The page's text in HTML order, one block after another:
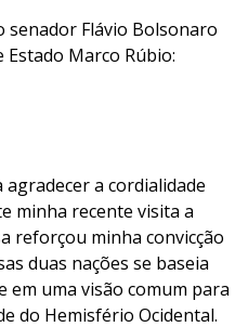
senador Flávio Bolsonaro
Marco Rúbio:
a cordialidade
minha recente visita a
reforçou minha convicção
duas nações se baseia
em uma visão comum para
do Hemisfério Ocidental.